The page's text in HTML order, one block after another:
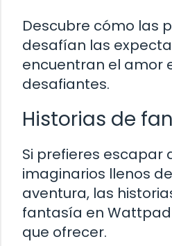
Descubre cómo las
desafían las
encuentran el amor
desafiantes.
Historias de
Si prefieres escapar
imaginarios llenos
aventura, las
fantasía en
que ofrecer.